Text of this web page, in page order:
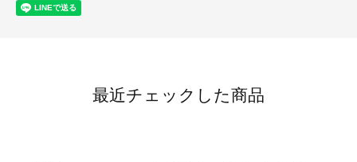
最近チェックした商品